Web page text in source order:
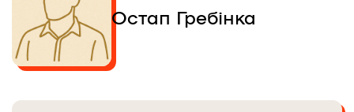
Остап Гребінка